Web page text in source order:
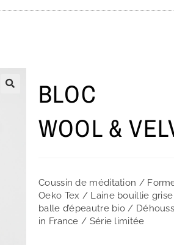
BLOC
WOOL &
Coussin de méditation /
Oeko Tex / Laine bouillie
balle d’épeautre bio /
in France / Série limitée